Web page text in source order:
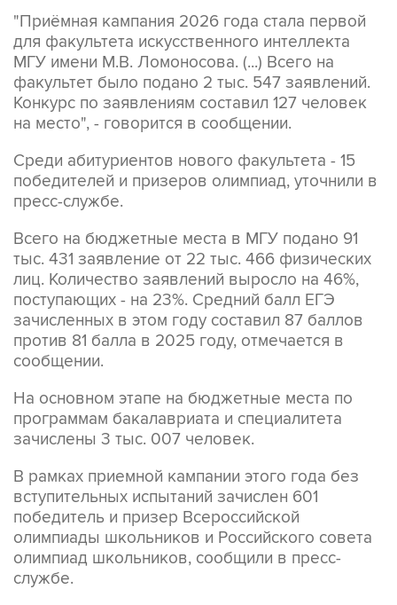
"Приёмная кампания 2026 года стала первой
для факультета искусственного интеллекта
МГУ имени М.В. Ломоносова. (...) Всего на
факультет было подано 2 тыс. 547 заявлений.
Конкурс по заявлениям составил 127 человек
на место", - говорится в сообщении.
Среди абитуриентов нового факультета - 15
победителей и призеров олимпиад, уточнили в
пресс-службе.
Всего на бюджетные места в МГУ подано 91
тыс. 431 заявление от 22 тыс. 466 физических
лиц. Количество заявлений выросло на 46%,
поступающих - на 23%. Средний балл ЕГЭ
зачисленных в этом году составил 87 баллов
против 81 балла в 2025 году, отмечается в
сообщении.
На основном этапе на бюджетные места по
программам бакалавриата и специалитета
зачислены 3 тыс. 007 человек.
В рамках приемной кампании этого года без
вступительных испытаний зачислен 601
победитель и призер Всероссийской
олимпиады школьников и Российского совета
олимпиад школьников, сообщили в пресс-
службе.